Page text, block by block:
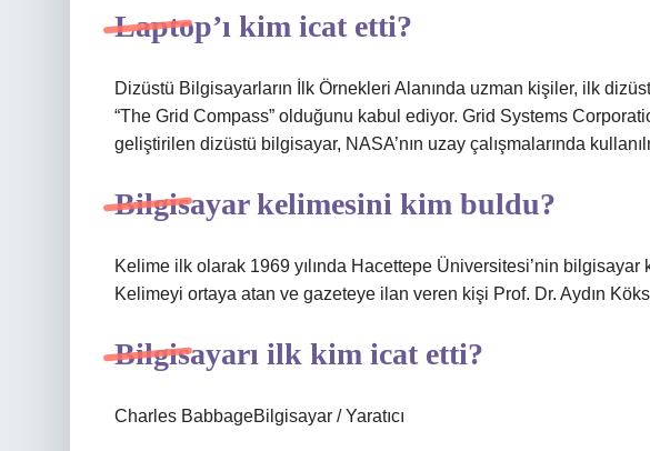
Laptop’ı kim icat etti?
Dizüstü Bilgisayarların İlk Örnekleri Alanında uzman kişiler, ilk
“The Grid Compass” olduğunu kabul ediyor. Grid Systems
geliştirilen dizüstü bilgisayar, NASA’nın uzay çalışmalarında
Bilgisayar kelimesini kim buldu?
Kelime ilk olarak 1969 yılında Hacettepe Üniversitesi’nin bilgisayar
Kelimeyi ortaya atan ve gazeteye ilan veren kişi Prof. Dr. Aydın
Bilgisayarı ilk kim icat etti?
Charles BabbageBilgisayar / Yaratıcı